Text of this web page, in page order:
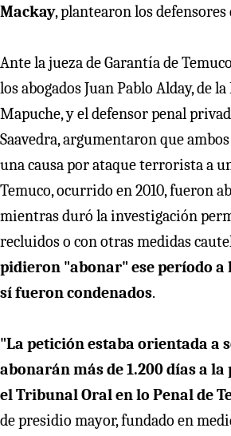
Mackay, plantearon los defensores
Ante la jueza de Garantía de
los abogados Juan Pablo Alday, de
Mapuche, y el defensor penal
Saavedra, argumentaron que
una causa por ataque terrorista a
Temuco, ocurrido en 2010, fueron
mientras duró la investigación
recluidos o con otras medidas
pidieron "abonar" ese período a
sí fueron condenados.
"La petición estaba orientada a
abonarán más de 1.200 días a
el Tribunal Oral en lo Penal de
de presidio mayor, fundado en